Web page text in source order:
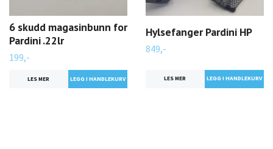
6 skudd magasinbunn for
Pardini .22lr
199,-
LES MER
Hylsefanger Pardini HP
849,-
LES MER